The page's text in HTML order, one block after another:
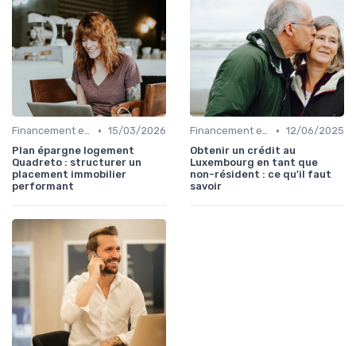
Financement et Prêts Immobiliers • 15/03/2026
Plan épargne logement
Quadreto : structurer un
placement immobilier
performant
Financement et Prêts Immobiliers • 12/06/2025
Obtenir un crédit au
Luxembourg en tant que
non-résident : ce qu'il faut
savoir